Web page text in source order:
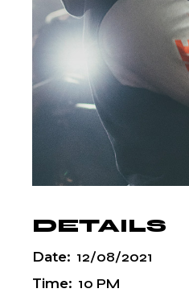
DETAILS
Date: 12/08/2021
Time: 10 PM